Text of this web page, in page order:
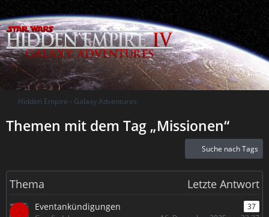
Hidden Empire - Galaxy Adventures
Themen mit dem Tag „Missionen“
Suche nach Tags
Thema Letzte Antwort
Eventankündigungen
37